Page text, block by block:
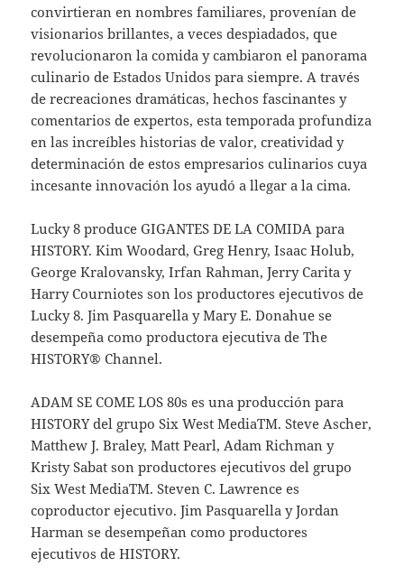
convirtieran en nombres familiares, provenían de
visionarios brillantes, a veces despiadados, que
revolucionaron la comida y cambiaron el panorama
culinario de Estados Unidos para siempre. A través
de recreaciones dramáticas, hechos fascinantes y
comentarios de expertos, esta temporada profundiza
en las increíbles historias de valor, creatividad y
determinación de estos empresarios culinarios cuya
incesante innovación los ayudó a llegar a la cima.
Lucky 8 produce GIGANTES DE LA COMIDA para
HISTORY. Kim Woodard, Greg Henry, Isaac Holub,
George Kralovansky, Irfan Rahman, Jerry Carita y
Harry Courniotes son los productores ejecutivos de
Lucky 8. Jim Pasquarella y Mary E. Donahue se
desempeña como productora ejecutiva de The
HISTORY® Channel.
ADAM SE COME LOS 80s es una producción para
HISTORY del grupo Six West MediaTM. Steve Ascher,
Matthew J. Braley, Matt Pearl, Adam Richman y
Kristy Sabat son productores ejecutivos del grupo
Six West MediaTM. Steven C. Lawrence es
coproductor ejecutivo. Jim Pasquarella y Jordan
Harman se desempeñan como productores
ejecutivos de HISTORY.